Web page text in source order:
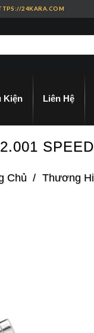
24KARA.COM
Kiện Liên Hệ
Chủ / Thương